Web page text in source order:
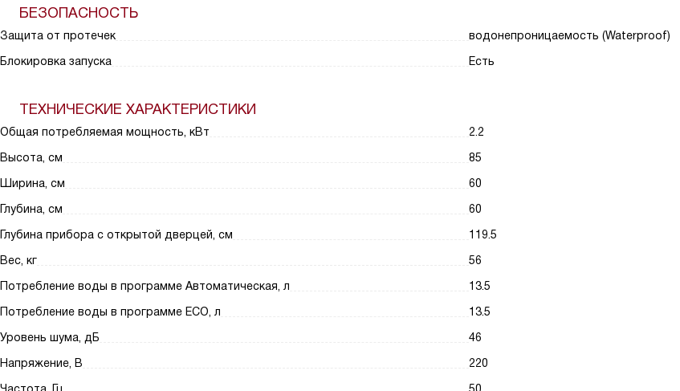
БЕЗОПАСНОСТЬ
Защита от протечек
водонепроницаемость (Waterproof)
Блокировка запуска
Есть
ТЕХНИЧЕСКИЕ ХАРАКТЕРИСТИКИ
Общая потребляемая мощность, кВт
2.2
Высота, см
85
Ширина, см
60
Глубина, см
60
Глубина прибора с открытой дверцей, см
119.5
Вес, кг
56
Потребление воды в программе Автоматическая, л
13.5
Потребление воды в программе ECO, л
13.5
Уровень шума, дБ
46
Напряжение, В
220